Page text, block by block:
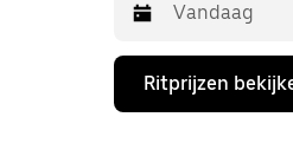
Druk
de
Ritprijzen